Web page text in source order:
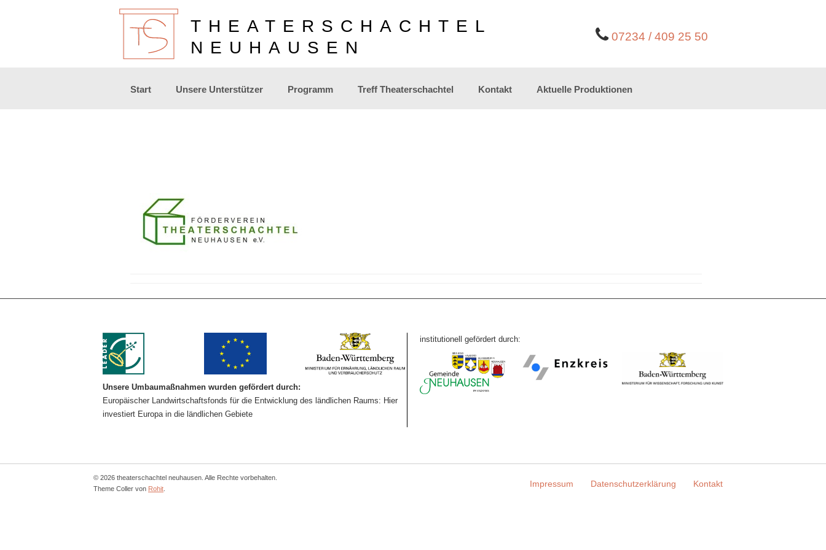
07234 / 409 25 50
THEATERSCHACHTEL
NEUHAUSEN
Zum
Start Unsere Unterstützer Programm Treff Theaterschachtel Kontakt Aktuelle Produktionen
Unsere Umbaumaßnahmen wurden gefördert durch:
Europäischer Landwirtschaftsfonds für die Entwicklung des ländlichen Raums: Hier
investiert Europa in die ländlichen Gebiete
institutionell gefördert durch:
© 2026 theaterschachtel neuhausen. Alle Rechte vorbehalten.
Theme Coller von Rohit Impressum Datenschutzerklärung Kontakt